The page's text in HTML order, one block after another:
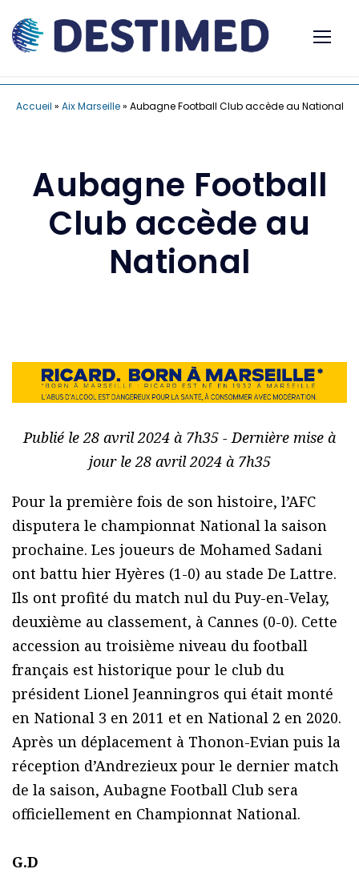
Accueil » Aix Marseille» Aubagne Football Club accède au National
Aubagne Football
Club accède au
National
Publié le 28 avril 2024 à 7h35 - Dernière mise à
jour le 28 avril 2024 à 7h35
Pour la première fois de son histoire, l’AFC
disputera le championnat National la saison
prochaine. Les joueurs de Mohamed Sadani
ont battu hier Hyères (1-0) au stade De Lattre.
Ils ont profité du match nul du Puy-en-Velay,
deuxième au classement, à Cannes (0-0). Cette
accession au troisième niveau du football
français est historique pour le club du
président Lionel Jeanningros qui était monté
en National 3 en 2011 et en National 2 en 2020.
Après un déplacement à Thonon-Evian puis la
réception d’Andrezieux pour le dernier match
de la saison, Aubagne Football Club sera
officiellement en Championnat National.
G.D